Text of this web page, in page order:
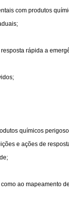
com produtos
rápida a
químicos
e ações de
ao mapeamento